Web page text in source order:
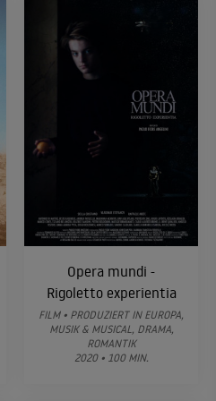
Opera mundi -
Rigoletto experientia
FILM • PRODUZIERT IN EUROPA,
MUSIK & MUSICAL, DRAMA,
ROMANTIK
2020 • 100 MIN.